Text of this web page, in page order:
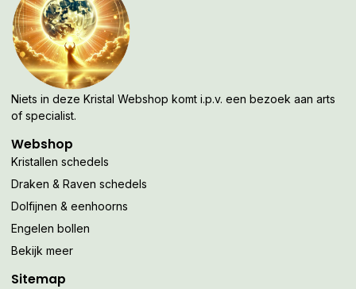
Niets in deze Kristal Webshop komt i.p.v. een bezoek aan arts
of specialist.
Webshop
Kristallen schedels
Draken & Raven schedels
Dolfijnen & eenhoorns
Engelen bollen
Bekijk meer
Sitemap